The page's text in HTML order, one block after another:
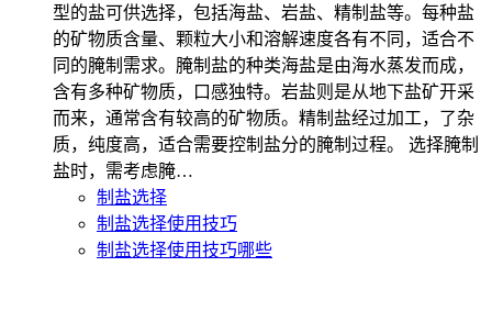
型的盐可供选择，包括海盐、岩盐、精制盐等。每种盐
的矿物质含量、颗粒大小和溶解速度各有不同，适合不
同的腌制需求。腌制盐的种类海盐是由海水蒸发而成，
含有多种矿物质，口感独特。岩盐则是从地下盐矿开采
而来，通常含有较高的矿物质。精制盐经过加工，了杂
质，纯度高，适合需要控制盐分的腌制过程。 选择腌制
盐时，需考虑腌…
制盐选择
制盐选择使用技巧
制盐选择使用技巧哪些